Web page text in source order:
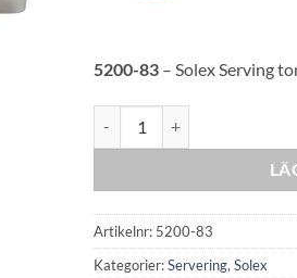
5200-83 – Solex Serving
Artikelnr: 5200-83
Kategorier:Servering, Solex